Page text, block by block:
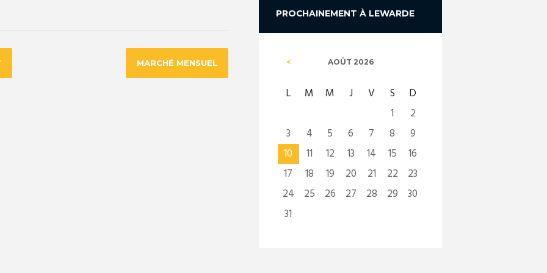
MARCHÉ MENSUEL
PROCHAINEMENT À LEWARDE
AOÛT 2026
L M M J V S
D
1
2
3
4 5 6 7 8
9
10
11 12 13 14 15
16
17
18 19 20 21 22
23
24
25 26 27 28 29
30
31